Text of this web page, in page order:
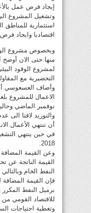
إيجاد فرص عمل
وتشغيل المشروع
استثمارية للمناطق
اقتصاديا وايجاد
وبخصوص مشروع
منها حتى الان أوضح
التحضيرية مع
وأضاف العسعوسي أن
نوفمبر الماضي
والتوريد لافتا الى
في حين ينتهي
2018.
وعن القيمة
القيمة الناتجة عن
النفط الخام
فإن القيمة المضافة
برميل النفط المكرر
للاقتصاد القومي من
وتغطية احتياجات